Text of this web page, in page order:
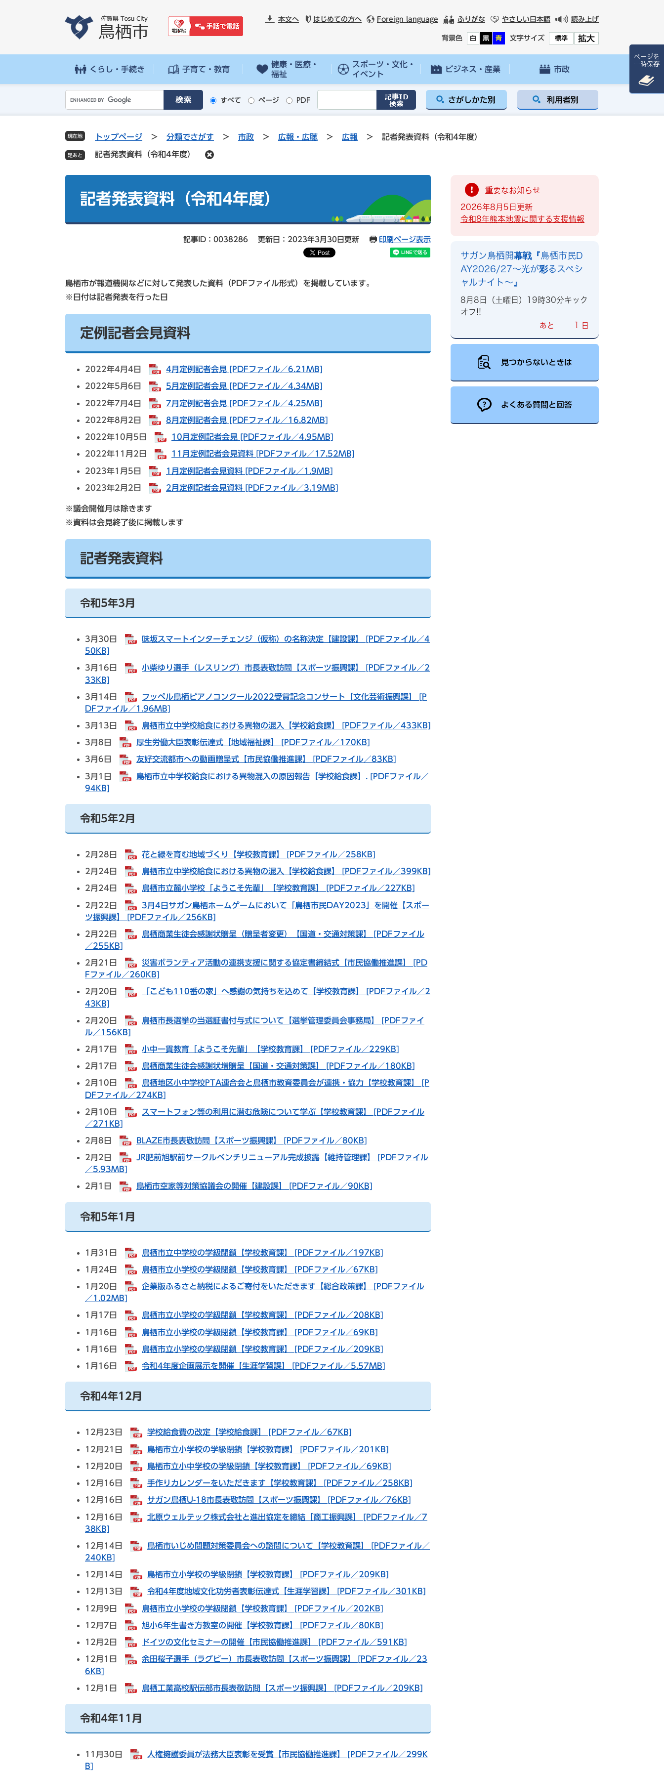
先
を
本文へ はじめての方へ Foreign language ふりがな やさしい日本語 読み上げ
背景色 白 黒 青 文字サイズ 標準 拡大
くらし・手続き 子育て・教育
健康・医療・
福祉
スポーツ・文化・
イベント
ビジネス・産業 市政
o
g
l
e
ス
索
すべて ページ PDF さがしかた別 利用者別
現在地 トップページ > 分類でさがす > 市政 > 広報・広聴 > 広報 > 記者発表資料（令和4年度）
記者発表資料（令和4年度）
記者発表資料（令和4年度）
記事ID：0038286 更新日：2023年3月30日更新 印刷ページ表示
鳥栖市が報道機関などに対して発表した資料（PDFファイル形式）を掲載しています。
※日付は記者発表を行った日
定例記者会見資料
2022年4月4日 4月定例記者会見 [PDFファイル／6.21MB]
2022年5月6日 5月定例記者会見 [PDFファイル／4.34MB]
2022年7月4日 7月定例記者会見 [PDFファイル／4.25MB]
2022年8月2日 8月定例記者会見 [PDFファイル／16.82MB]
2022年10月5日 10月定例記者会見 [PDFファイル／4.95MB]
2022年11月2日 11月定例記者会見資料 [PDFファイル／17.52MB]
2023年1月5日 1月定例記者会見資料 [PDFファイル／1.9MB]
2023年2月2日 2月定例記者会見資料 [PDFファイル／3.19MB]
※議会開催月は除きます
※資料は会見終了後に掲載します
記者発表資料
令和5年3月
3月30日
味坂スマートインターチェンジ（仮称）の名称決定【建設課】 [PDFファイル／4
50KB]
3月16日
小柴ゆり選手（レスリング）市長表敬訪問【スポーツ振興課】 [PDFファイル／2
33KB]
3月14日
フッペル鳥栖ピアノコンクール2022受賞記念コンサート【文化芸術振興課】 [P
DFファイル／1.96MB]
3月13日 鳥栖市立中学校給食における異物の混入【学校給食課】 [PDFファイル／433KB]
3月8日 厚生労働大臣表彰伝達式【地域福祉課】 [PDFファイル／170KB]
3月6日 友好交流都市への動画贈呈式【市民協働推進課】 [PDFファイル／83KB]
3月1日
鳥栖市立中学校給食における異物混入の原因報告【学校給食課】. [PDFファイル／
94KB]
令和5年2月
2月28日 花と緑を育む地域づくり【学校教育課】 [PDFファイル／258KB]
2月24日 鳥栖市立中学校給食における異物の混入【学校給食課】 [PDFファイル／399KB]
2月24日 鳥栖市立麓小学校「ようこそ先輩」【学校教育課】 [PDFファイル／227KB]
2月22日
3月4日サガン鳥栖ホームゲームにおいて「鳥栖市民DAY2023」を開催【スポー
ツ振興課】 [PDFファイル／256KB]
2月22日
鳥栖商業生徒会感謝状贈呈（贈呈者変更）【国道・交通対策課】 [PDFファイル
／255KB]
2月21日
災害ボランティア活動の連携支援に関する協定書締結式【市民協働推進課】 [PD
Fファイル／260KB]
2月20日
「こども110番の家」へ感謝の気持ちを込めて【学校教育課】 [PDFファイル／2
43KB]
2月20日
鳥栖市長選挙の当選証書付与式について【選挙管理委員会事務局】 [PDFファイ
ル／156KB]
2月17日 小中一貫教育「ようこそ先輩」【学校教育課】 [PDFファイル／229KB]
2月17日 鳥栖商業生徒会感謝状増贈呈【国道・交通対策課】 [PDFファイル／180KB]
2月10日
鳥栖地区小中学校PTA連合会と鳥栖市教育委員会が連携・協力【学校教育課】 [P
DFファイル／274KB]
2月10日
スマートフォン等の利用に潜む危険について学ぶ【学校教育課】 [PDFファイル
／271KB]
2月8日 BLAZE市長表敬訪問【スポーツ振興課】 [PDFファイル／80KB]
2月2日
JR肥前旭駅前サークルベンチリニューアル完成披露【維持管理課】 [PDFファイル
／5.93MB]
2月1日 鳥栖市空家等対策協議会の開催【建設課】 [PDFファイル／90KB]
令和5年1月
1月31日 鳥栖市立中学校の学級閉鎖【学校教育課】 [PDFファイル／197KB]
1月24日 鳥栖市立小学校の学級閉鎖【学校教育課】 [PDFファイル／67KB]
1月20日
企業版ふるさと納税によるご寄付をいただきます【総合政策課】 [PDFファイル
／1.02MB]
1月17日 鳥栖市立小学校の学級閉鎖【学校教育課】 [PDFファイル／208KB]
1月16日 鳥栖市立小学校の学級閉鎖【学校教育課】 [PDFファイル／69KB]
1月16日 鳥栖市立小学校の学級閉鎖【学校教育課】 [PDFファイル／209KB]
1月16日 令和4年度企画展示を開催【生涯学習課】 [PDFファイル／5.57MB]
令和4年12月
12月23日 学校給食費の改定【学校給食課】 [PDFファイル／67KB]
12月21日 鳥栖市立小学校の学級閉鎖【学校教育課】 [PDFファイル／201KB]
12月20日 鳥栖市立小中学校の学級閉鎖【学校教育課】 [PDFファイル／69KB]
12月16日 手作りカレンダーをいただきます【学校教育課】 [PDFファイル／258KB]
12月16日 サガン鳥栖U-18市長表敬訪問【スポーツ振興課】 [PDFファイル／76KB]
12月16日
北原ウェルテック株式会社と進出協定を締結【商工振興課】 [PDFファイル／7
38KB]
12月14日
鳥栖市いじめ問題対策委員会への諮問について【学校教育課】 [PDFファイル／
240KB]
12月14日 鳥栖市立小学校の学級閉鎖【学校教育課】 [PDFファイル／209KB]
12月13日 令和4年度地域文化功労者表彰伝達式【生涯学習課】 [PDFファイル／301KB]
12月9日 鳥栖市立小学校の学級閉鎖【学校教育課】 [PDFファイル／202KB]
12月7日 旭小6年生書き方教室の開催【学校教育課】 [PDFファイル／80KB]
12月2日 ドイツの文化セミナーの開催【市民協働推進課】 [PDFファイル／591KB]
12月1日
余田桜子選手（ラグビー）市長表敬訪問【スポーツ振興課】 [PDFファイル／23
6KB]
12月1日 鳥栖工業高校駅伝部市長表敬訪問【スポーツ振興課】 [PDFファイル／209KB]
令和4年11月
11月30日
人権擁護委員が法務大臣表彰を受賞【市民協働推進課】 [PDFファイル／299K
B]
重要なお知らせ
2026年8月5日更新
令和8年熊本地震に関する支援情報
サガン鳥栖開幕戦『鳥栖市民D
AY2026/27～光が彩るスペシ
ャルナイト～』
8月8日（土曜日）19時30分キック
オフ!!
あと 1 日
見つからないときは
よくある質問と回答
ページを
一時保存